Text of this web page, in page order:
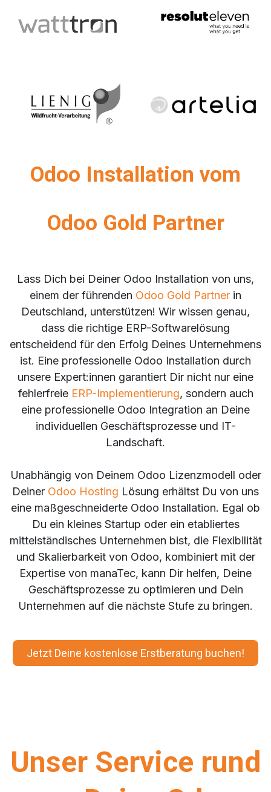
Odoo Installation vom
Odoo Gold Partner
Lass Dich bei Deiner Odoo Installation von uns,
einem der führenden Odoo Gold Partner in
Deutschland, unterstützen! Wir wissen genau,
dass die richtige ERP-Softwarelösung
entscheidend für den Erfolg Deines Unternehmens
ist. Eine professionelle Odoo Installation durch
unsere Expert:innen garantiert Dir nicht nur eine
fehlerfreie ERP-Implementierung, sondern auch
eine professionelle Odoo Integration an Deine
individuellen Geschäftsprozesse und IT-
Landschaft.
Unabhängig von Deinem Odoo Lizenzmodell oder
Deiner Odoo Hosting Lösung erhältst Du von uns
eine maßgeschneiderte Odoo Installation. Egal ob
Du ein kleines Startup oder ein etabliertes
mittelständisches Unternehmen bist, die Flexibilität
und Skalierbarkeit von Odoo, kombiniert mit der
Expertise von manaTec, kann Dir helfen, Deine
Geschäftsprozesse zu optimieren und Dein
Unternehmen auf die nächste Stufe zu bringen.
Jetzt Deine kostenlose Erstberatung buchen!
Unser Service rund